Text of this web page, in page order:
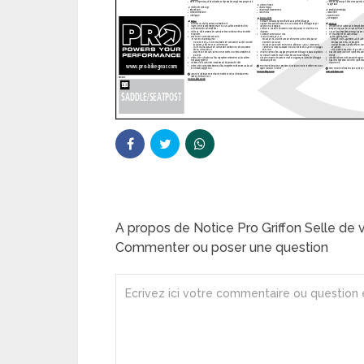
A propos de Notice Pro Griffon Selle de
Commenter ou poser une question